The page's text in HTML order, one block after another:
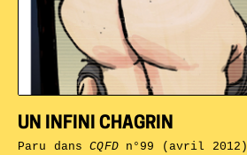
UN INFINI CHAGRIN
Paru dansCQFDn°99 (avril 2012)